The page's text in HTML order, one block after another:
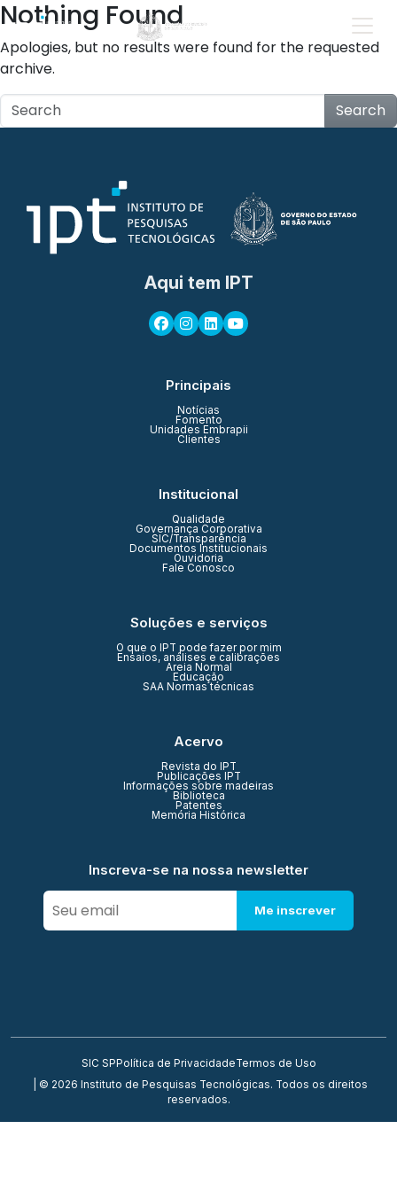
Nothing Found
Apologies, but no results were found for the requested
archive.
Search
Aqui tem IPT
Principais
Notícias
Fomento
Unidades Embrapii
Clientes
Institucional
Qualidade
Governança Corporativa
SIC/Transparência
Documentos Institucionais
Ouvidoria
Fale Conosco
Soluções e serviços
O que o IPT pode fazer por mim
Ensaios, análises e calibrações
Areia Normal
Educação
SAA Normas técnicas
Acervo
Revista do IPT
Publicações IPT
Informações sobre madeiras
Biblioteca
Patentes
Memória Histórica
Inscreva-se na nossa newsletter
Me inscrever
SIC SP Política de PrivacidadeTermos de Uso
| © 2026 Instituto de Pesquisas Tecnológicas. Todos os direitos
reservados.